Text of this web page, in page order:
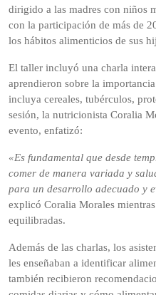
dirigido a las madres con niños
con la participación de más de
los hábitos alimenticios de sus
El taller incluyó una charla
aprendieron sobre la
incluya cereales, tubérculos,
sesión, la nutricionista Coralia
evento, enfatizó:
«Es fundamental que desde
comer de manera variada y
para un desarrollo adecuado y
explicó Coralia Morales
equilibradas.
Además de las charlas, los
les enseñaban a identificar
también recibieron